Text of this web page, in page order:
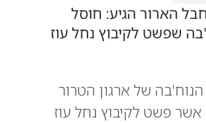
הארור הגיע: חוסל
שפשט לקיבוץ נחל עוז
של ארגון הטרור
פשט לקיבוץ נחל עוז